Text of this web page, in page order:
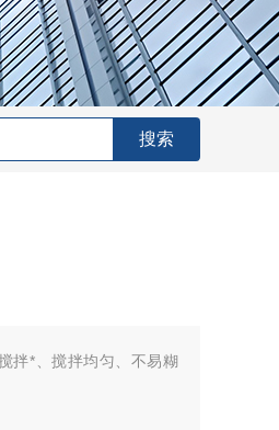
拌*、搅拌均匀、不易糊